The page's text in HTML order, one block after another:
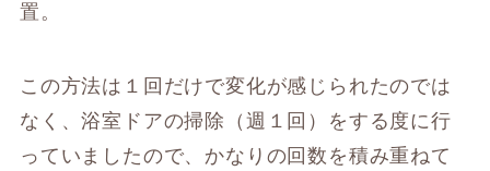
置。
この方法は１回だけで変化が感じられたのでは
なく、浴室ドアの掃除（週１回）をする度に行
っていましたので、かなりの回数を積み重ねて